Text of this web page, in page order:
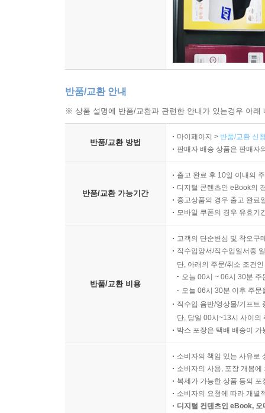
이 책을 읽으면 마치 꿈을 꾸는 듯한 기분이
우리가 왜 창작을 하는지, 우리가 왜 이야기를 만
본 적이 없다. 아메리칸스콜라
솔닛은 우리 자신이 누구이고 무엇을 원하는지 계
솔닛은 우리가 더 대담하고 창조적인 사상가가
대작이다. 솔닛은 자아를 만들어내는 영원히 끝
진실한 목소리가 있다. 솔닛이 내는 책 한 권 한
반품/교환 안내
※ 상품 설명에 반품/교환과 관련한 안내가 있는경우 아
반품/교환 방법
마이페이지 > 반품/교환 신
판매자 배송 상품은 판매자
반품/교환 가능기간
출고 완료 후 10일 이내의
디지털 콘텐츠인 eBook의
중고상품의 경우 출고 완료
모바일 쿠폰의 경우 유효기
반품/교환 비용
고객의 단순변심 및 착오구
직수입양서/직수입일서중
단, 아래의 주문/취소 조건
오늘 00시 ~ 06시 30분
오늘 06시 30분 이후 주
직수입 음반/영상물/기프트
단, 당일 00시~13시 사이의
박스 포장은 택배 배송이
소비자의 책임 있는 사유로
소비자의 사용, 포장 개봉
복제가 가능한 상품 등의
소비자의 요청에 따라 개별
디지털 컨텐츠인 eBook,